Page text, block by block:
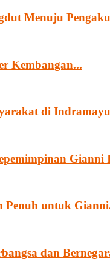
Menuju
Kembangan...
di
Gianni
Penuh untuk
dan